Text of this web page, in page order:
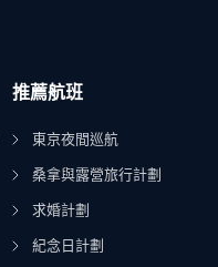
推薦航班
東京夜間巡航
桑拿與露營旅行計劃
求婚計劃
紀念日計劃